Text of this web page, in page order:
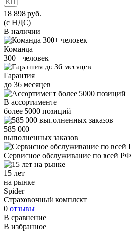
18 898 руб.
(с НДС)
В наличии
Команда
300+ человек
Гарантия
до 36 месяцев
В ассортименте
более 5000 позиций
585 000
выполненных заказов
Сервисное обслуживание по всей РФ
15 лет
на рынке
Spider
Страховочный комплект
0 отзывы
В сравнение
В избранное